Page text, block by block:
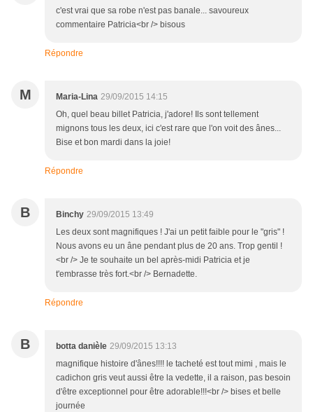
c'est vrai que sa robe n'est pas banale... savoureux
commentaire Patricia<br /> bisous
Répondre
M Maria-Lina 29/09/2015 14:15
Oh, quel beau billet Patricia, j'adore! Ils sont tellement
mignons tous les deux, ici c'est rare que l'on voit des ânes...
Bise et bon mardi dans la joie!
Répondre
B Binchy 29/09/2015 13:49
Les deux sont magnifiques ! J'ai un petit faible pour le "gris" !
Nous avons eu un âne pendant plus de 20 ans. Trop gentil !
<br /> Je te souhaite un bel après-midi Patricia et je
t'embrasse très fort.<br /> Bernadette.
Répondre
B botta danièle 29/09/2015 13:13
magnifique histoire d'ânes!!!! le tacheté est tout mimi , mais le
cadichon gris veut aussi être la vedette, il a raison, pas besoin
d'être exceptionnel pour être adorable!!!<br /> bises et belle
journée